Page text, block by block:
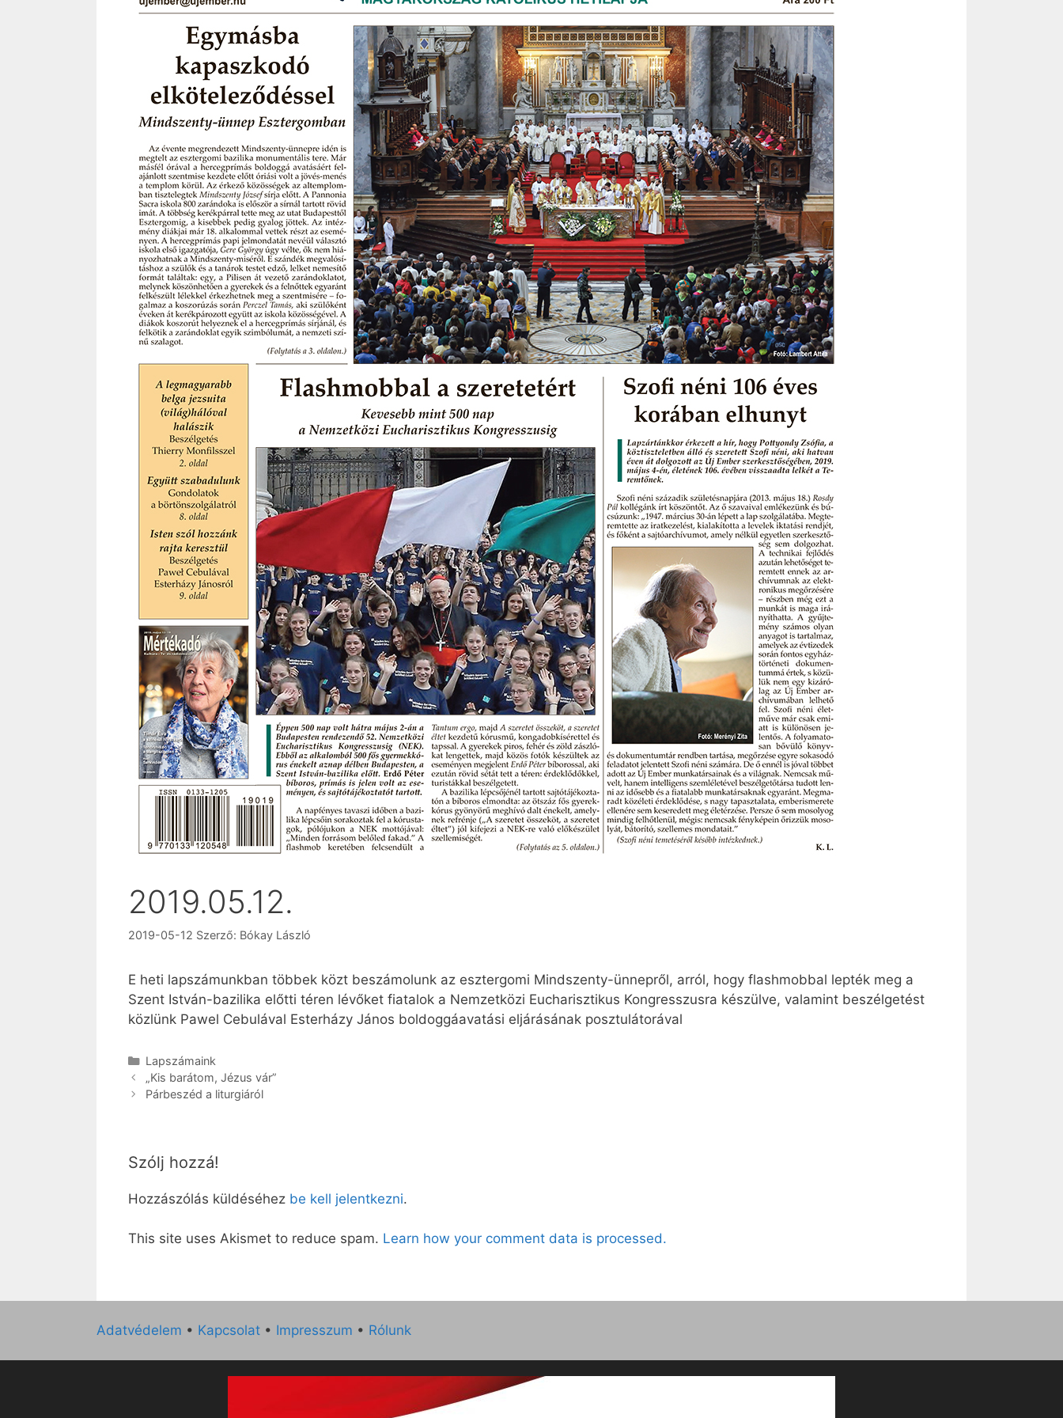
2019.05.12.
2019-05-12 Szerző: Bókay László
E heti lapszámunkban többek közt beszámolunk az esztergomi Mindszenty-ünnepről, arról, hogy flashmobbal lepték meg a
Szent István-bazilika előtti téren lévőket fiatalok a Nemzetközi Eucharisztikus Kongresszusra készülve, valamint beszélgetést
közlünk Pawel Cebulával Esterházy János boldoggáavatási eljárásának posztulátorával
Kategória
Lapszámaink
„Kis barátom, Jézus vár”
Párbeszéd a liturgiáról
Szólj hozzá!
Hozzászólás küldéséhez be kell jelentkezni.
This site uses Akismet to reduce spam. Learn how your comment data is processed.
Adatvédelem • Kapcsolat • Impresszum • Rólunk